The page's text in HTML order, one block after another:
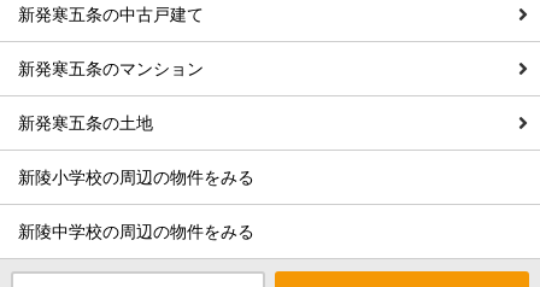
新発寒五条の中古戸建て
新発寒五条のマンション
新発寒五条の土地
新陵小学校の周辺の物件をみる
新陵中学校の周辺の物件をみる